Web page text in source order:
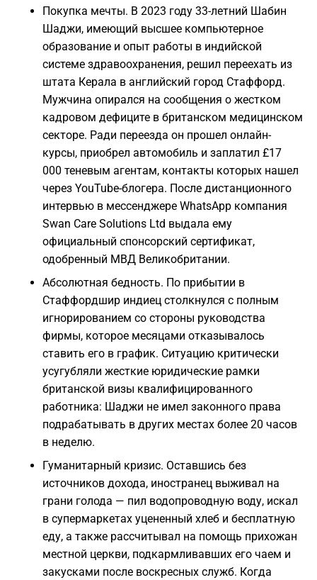
Покупка мечты. В 2023 году 33-летний Шабин
Шаджи, имеющий высшее компьютерное
образование и опыт работы в индийской
системе здравоохранения, решил переехать из
штата Керала в английский город Стаффорд.
Мужчина опирался на сообщения о жестком
кадровом дефиците в британском медицинском
секторе. Ради переезда он прошел онлайн-
курсы, приобрел автомобиль и заплатил £17
000 теневым агентам, контакты которых нашел
через YouTube-блогера. После дистанционного
интервью в мессенджере WhatsApp компания
Swan Care Solutions Ltd выдала ему
официальный спонсорский сертификат,
одобренный МВД Великобритании.
Абсолютная бедность. По прибытии в
Стаффордшир индиец столкнулся с полным
игнорированием со стороны руководства
фирмы, которое месяцами отказывалось
ставить его в график. Ситуацию критически
усугубляли жесткие юридические рамки
британской визы квалифицированного
работника: Шаджи не имел законного права
подрабатывать в других местах более 20 часов
в неделю.
Гуманитарный кризис. Оставшись без
источников дохода, иностранец выживал на
грани голода — пил водопроводную воду, искал
в супермаркетах уцененный хлеб и бесплатную
еду, а также рассчитывал на помощь прихожан
местной церкви, подкармливавших его чаем и
закусками после воскресных служб. Когда